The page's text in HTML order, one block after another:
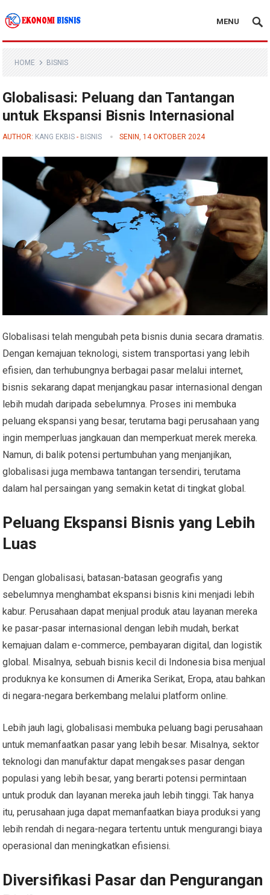
Kanal Ekonomi Bisnis
MENU
HOME BISNIS
Globalisasi: Peluang dan Tantangan
untuk Ekspansi Bisnis Internasional
AUTHOR: KANG EKBIS - BISNIS SENIN, 14 OKTOBER 2024
Globalisasi telah mengubah peta bisnis dunia secara dramatis.
Dengan kemajuan teknologi, sistem transportasi yang lebih
efisien, dan terhubungnya berbagai pasar melalui internet,
bisnis sekarang dapat menjangkau pasar internasional dengan
lebih mudah daripada sebelumnya. Proses ini membuka
peluang ekspansi yang besar, terutama bagi perusahaan yang
ingin memperluas jangkauan dan memperkuat merek mereka.
Namun, di balik potensi pertumbuhan yang menjanjikan,
globalisasi juga membawa tantangan tersendiri, terutama
dalam hal persaingan yang semakin ketat di tingkat global.
Peluang Ekspansi Bisnis yang Lebih
Luas
Dengan globalisasi, batasan-batasan geografis yang
sebelumnya menghambat ekspansi bisnis kini menjadi lebih
kabur. Perusahaan dapat menjual produk atau layanan mereka
ke pasar-pasar internasional dengan lebih mudah, berkat
kemajuan dalam e-commerce, pembayaran digital, dan logistik
global. Misalnya, sebuah bisnis kecil di Indonesia bisa menjual
produknya ke konsumen di Amerika Serikat, Eropa, atau bahkan
di negara-negara berkembang melalui platform online.
Lebih jauh lagi, globalisasi membuka peluang bagi perusahaan
untuk memanfaatkan pasar yang lebih besar. Misalnya, sektor
teknologi dan manufaktur dapat mengakses pasar dengan
populasi yang lebih besar, yang berarti potensi permintaan
untuk produk dan layanan mereka jauh lebih tinggi. Tak hanya
itu, perusahaan juga dapat memanfaatkan biaya produksi yang
lebih rendah di negara-negara tertentu untuk mengurangi biaya
operasional dan meningkatkan efisiensi.
Diversifikasi Pasar dan Pengurangan